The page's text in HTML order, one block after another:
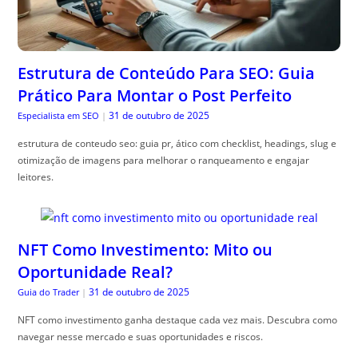
Estrutura de Conteúdo Para SEO: Guia
Prático Para Montar o Post Perfeito
Especialista em SEO | 31 de outubro de 2025
estrutura de conteudo seo: guia pr, ático com checklist, headings, slug e
otimização de imagens para melhorar o ranqueamento e engajar
leitores.
NFT Como Investimento: Mito ou
Oportunidade Real?
Guia do Trader | 31 de outubro de 2025
NFT como investimento ganha destaque cada vez mais. Descubra como
navegar nesse mercado e suas oportunidades e riscos.